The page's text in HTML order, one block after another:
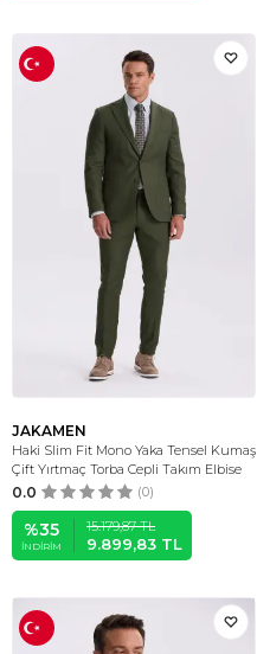
JAKAMEN
Haki Slim Fit Mono Yaka Tensel Kumaş
Çift Yırtmaç Torba Cepli Takım Elbise
0.0 (0)
%35
İNDIRIM
15.179,87TL
9.899,83 TL